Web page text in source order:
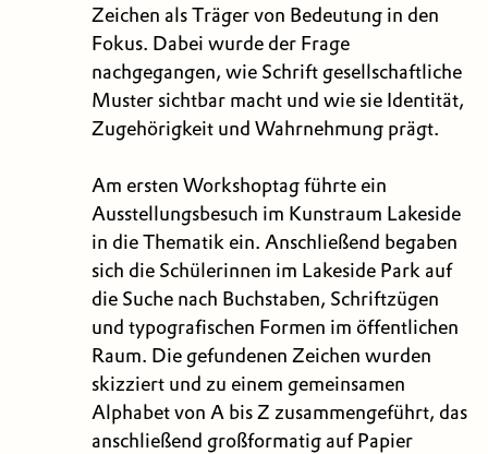
Zeichen als Träger von Bedeutung in den
Fokus. Dabei wurde der Frage
nachgegangen, wie Schrift gesellschaftliche
Muster sichtbar macht und wie sie Identität,
Zugehörigkeit und Wahrnehmung prägt.
Am ersten Workshoptag führte ein
Ausstellungsbesuch im Kunstraum Lakeside
in die Thematik ein. Anschließend begaben
sich die Schülerinnen im Lakeside Park auf
die Suche nach Buchstaben, Schriftzügen
und typografischen Formen im öffentlichen
Raum. Die gefundenen Zeichen wurden
skizziert und zu einem gemeinsamen
Alphabet von A bis Z zusammengeführt, das
anschließend großformatig auf Papier